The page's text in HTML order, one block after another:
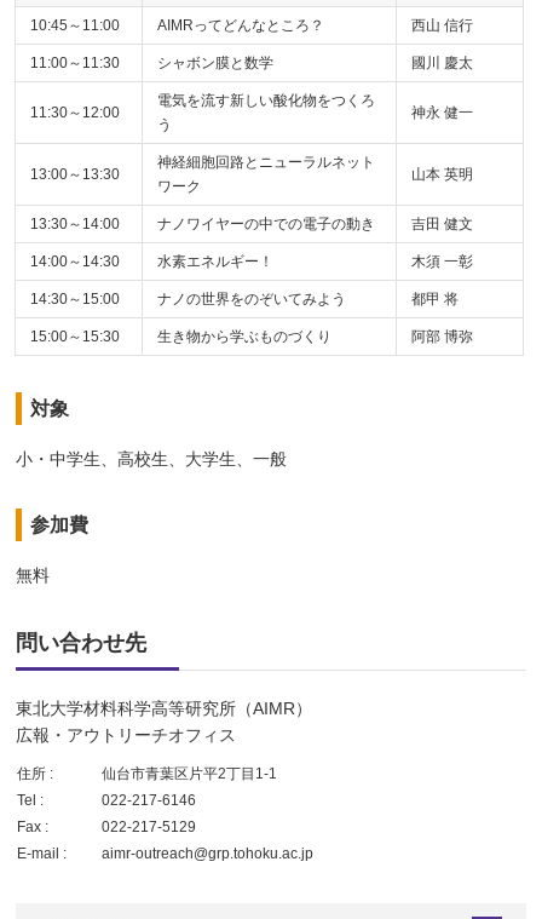
10:45～11:00 AIMRってどんなところ？ 西山 信行
11:00～11:30 シャボン膜と数学 國川 慶太
11:30～12:00
電気を流す新しい酸化物をつくろ
う
神永 健一
13:00～13:30
神経細胞回路とニューラルネット
ワーク
山本 英明
13:30～14:00 ナノワイヤーの中での電子の動き 吉田 健文
14:00～14:30 水素エネルギー！ 木須 一彰
14:30～15:00 ナノの世界をのぞいてみよう 都甲 将
15:00～15:30 生き物から学ぶものづくり 阿部 博弥
対象
小・中学生、高校生、大学生、一般
参加費
無料
問い合わせ先
東北大学材料科学高等研究所（AIMR）
広報・アウトリーチオフィス
住所 :
仙台市青葉区片平2丁目1-1
Tel :
022-217-6146
Fax :
022-217-5129
E-mail :
aimr-outreach@grp.tohoku.ac.jp